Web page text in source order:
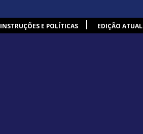
INSTRUÇÕES E POLÍTICAS EDIÇÃO ATUAL